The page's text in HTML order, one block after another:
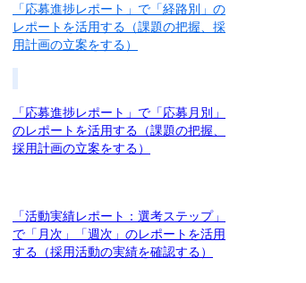
「応募進捗レポート」で「経路別」の
レポートを活用する（課題の把握、採
用計画の立案をする）
「応募進捗レポート」で「応募月別」
のレポートを活用する（課題の把握、
採用計画の立案をする）
「活動実績レポート：選考ステップ」
で「月次」「週次」のレポートを活用
する（採用活動の実績を確認する）